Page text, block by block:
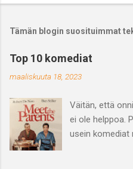
Tämän blogin suosituimmat
Top 10 komediat
maaliskuuta 18, 2023
Väitän, että
ei ole helppoa.
usein komediat
haastetta tuo